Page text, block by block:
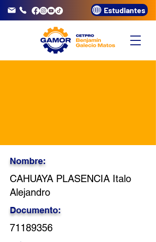
3320072 Estudiantes
Nombre:
CAHUAYA PLASENCIA Italo
Alejandro
Documento:
71189356